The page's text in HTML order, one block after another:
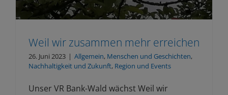
Weil wir zusammen mehr erreichen
26. Juni 2023 | Allgemein, Menschen und Geschichten,
Nachhaltigkeit und Zukunft, Region und Events
Unser VR Bank-Wald wächst Weil wir